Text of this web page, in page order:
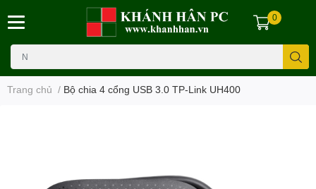
0
Trang chủ / Bộ chia 4 cổng USB 3.0 TP-Link UH400